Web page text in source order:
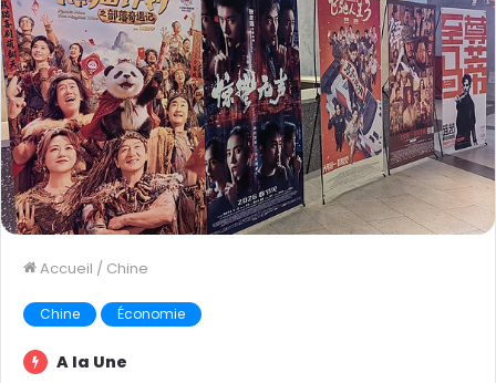
Accueil / Chine
Chine Économie
A la Une